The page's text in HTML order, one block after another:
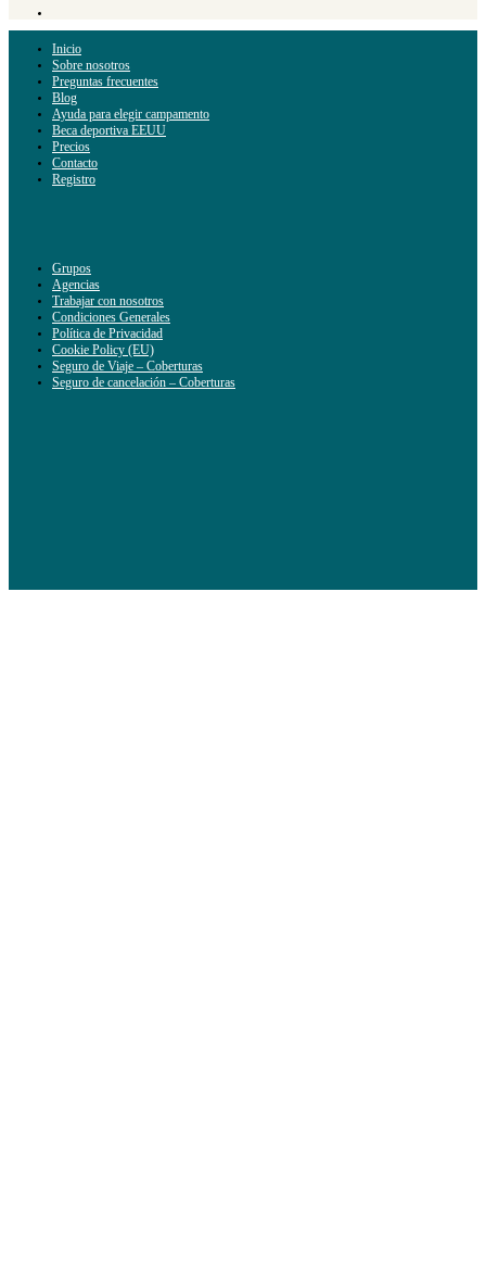
Inicio
Sobre nosotros
Preguntas frecuentes
Blog
Ayuda para elegir campamento
Beca deportiva EEUU
Precios
Contacto
Registro
Grupos
Agencias
Trabajar con nosotros
Condiciones Generales
Política de Privacidad
Cookie Policy (EU)
Seguro de Viaje – Coberturas
Seguro de cancelación – Coberturas